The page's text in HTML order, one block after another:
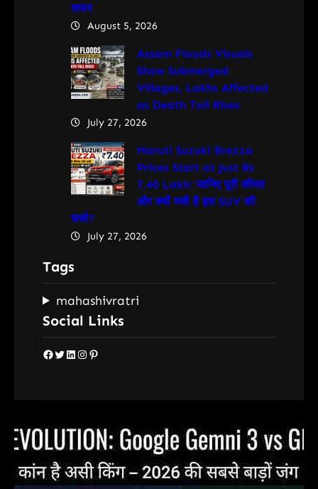
सफर
August 5, 2026
Assam Floods Visuals
Show Submerged
Villages, Lakhs Affected
as Death Toll Rises
July 27, 2026
Maruti Suzuki Brezza
Prices Start at Just Rs
7.40 Lakh: जानिए पूरी कीमत
और क्यों मची है इस SUV की
चर्चा?
July 27, 2026
Tags
mahashivratri
Social Links
Facebook Twitter LinkedIn Instagram Pinterest